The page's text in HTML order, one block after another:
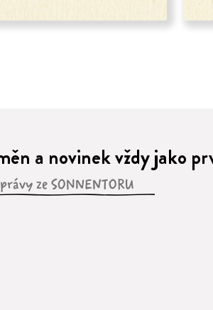
a novinek vždy jako